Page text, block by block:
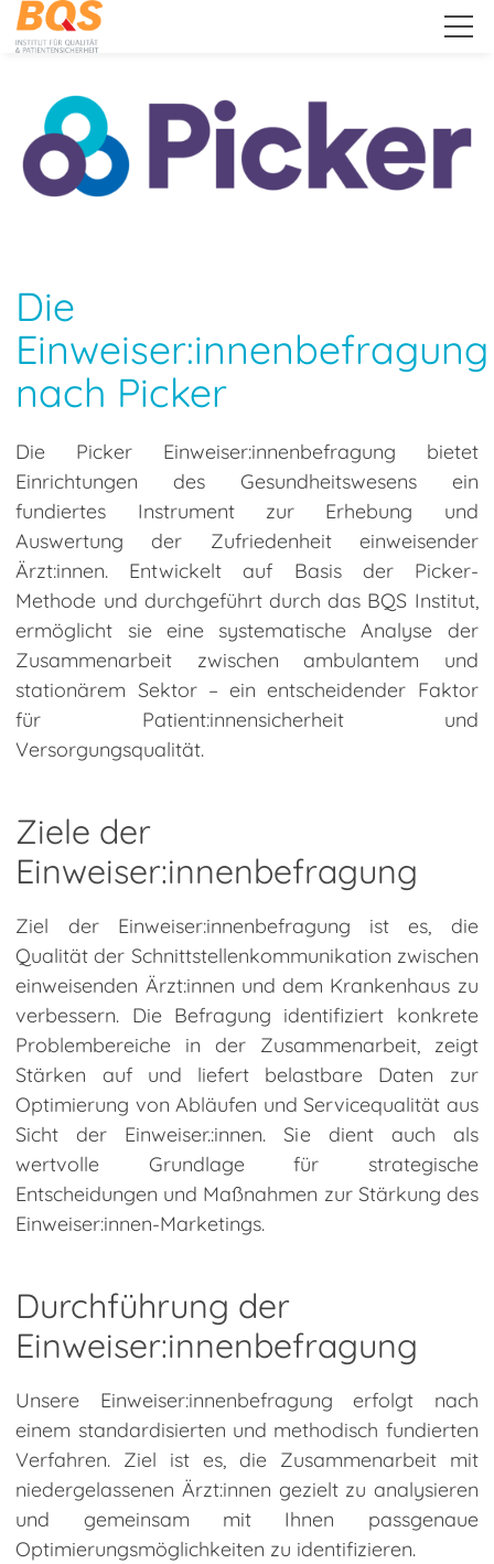
Unternehmen
Picker Befragungen
Patient:innenbefragung
Mitarbeitendenbefragung
Einweiser:innenbefragung
Umsetzung &
Veränderung
Patient-Reported
Experience Measures
(PREMs)
BQS Register
Evaluationen und
Studien
Studien-Downloads
Benchmarkinitiative
Zertifizierung von
Myastheniezentren
Downloads
Public Relations
Kunden-Extranet
'
Die
Einweiser:innenbefragung
nach Picker
Die Picker Einweiser:innenbefragung bietet
Einrichtungen des Gesundheitswesens ein
fundiertes Instrument zur Erhebung und
Auswertung der Zufriedenheit einweisender
Ärzt:innen. Entwickelt auf Basis der Picker-
Methode und durchgeführt durch das BQS Institut,
ermöglicht sie eine systematische Analyse der
Zusammenarbeit zwischen ambulantem und
stationärem Sektor – ein entscheidender Faktor
für Patient:innensicherheit und
Versorgungsqualität.
Ziele der
Einweiser:innenbefragung
Ziel der Einweiser:innenbefragung ist es, die
Qualität der Schnittstellenkommunikation zwischen
einweisenden Ärzt:innen und dem Krankenhaus zu
verbessern. Die Befragung identifiziert konkrete
Problembereiche in der Zusammenarbeit, zeigt
Stärken auf und liefert belastbare Daten zur
Optimierung von Abläufen und Servicequalität aus
Sicht der Einweiser.:innen. Sie dient auch als
wertvolle Grundlage für strategische
Entscheidungen und Maßnahmen zur Stärkung des
Einweiser:innen-Marketings.
Durchführung der
Einweiser:innenbefragung
Unsere Einweiser:innenbefragung erfolgt nach
einem standardisierten und methodisch fundierten
Verfahren. Ziel ist es, die Zusammenarbeit mit
niedergelassenen Ärzt:innen gezielt zu analysieren
und gemeinsam mit Ihnen passgenaue
Optimierungsmöglichkeiten zu identifizieren.